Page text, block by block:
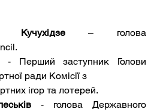
– голова
- Перший заступник Голови
ради Комісії з
азартних ігор та лотерей.
- голова Державного